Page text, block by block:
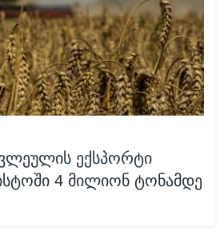
ექსპორტი
4 მილიონ ტონამდე